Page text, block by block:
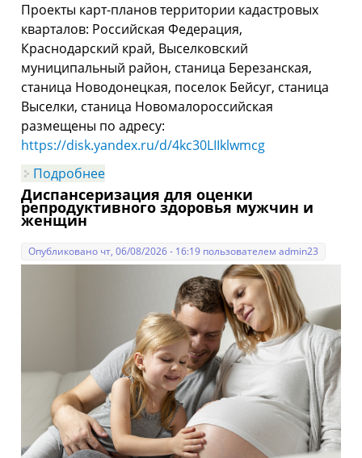
Проекты карт-планов территории кадастровых
кварталов: Российская Федерация,
Краснодарский край, Выселковский
муниципальный район, станица Березанская,
станица Новодонецкая, поселок Бейсуг, станица
Выселки, станица Новомалороссийская
размещены по адресу:
https://disk.yandex.ru/d/4kc30LIIklwmcg
Подробнее
Диспансеризация для оценки
репродуктивного здоровья мужчин и
женщин
Опубликовано чт, 06/08/2026 - 16:19 пользователемadmin23